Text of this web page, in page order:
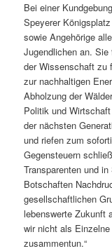
Bei einer
Speyerer
sowie Angehörige
Jugendlichen an.
der Wissenschaft zu
zur nachhaltigen
Abholzung der
Politik und
der nächsten
und riefen zum
Gegensteuern
Transparenten und
Botschaften
gesellschaftlichen
lebenswerte Zukunft
wir nicht als
zusammentun.“